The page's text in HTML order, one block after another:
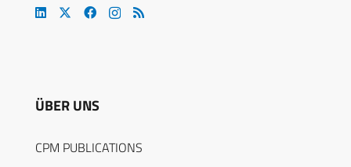
ÜBER UNS
CPM PUBLICATIONS